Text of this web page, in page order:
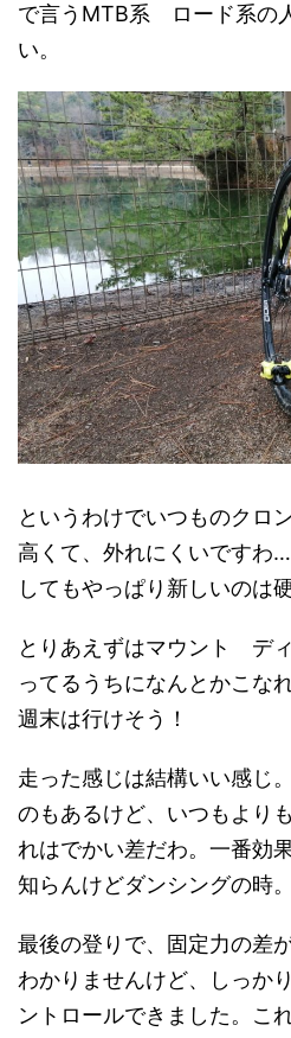
で言うMTB系 ロード系の
い。
というわけでいつものクロ
高くて、外れにくいですわ
してもやっぱり新しいのは硬
とりあえずはマウント デ
ってるうちになんとかこな
週末は行けそう！
走った感じは結構いい感じ
のもあるけど、いつもより
れはでかい差だわ。一番効
知らんけどダンシングの時。
最後の登りで、固定力の差
わかりませんけど、しっか
ントロールできました。こ